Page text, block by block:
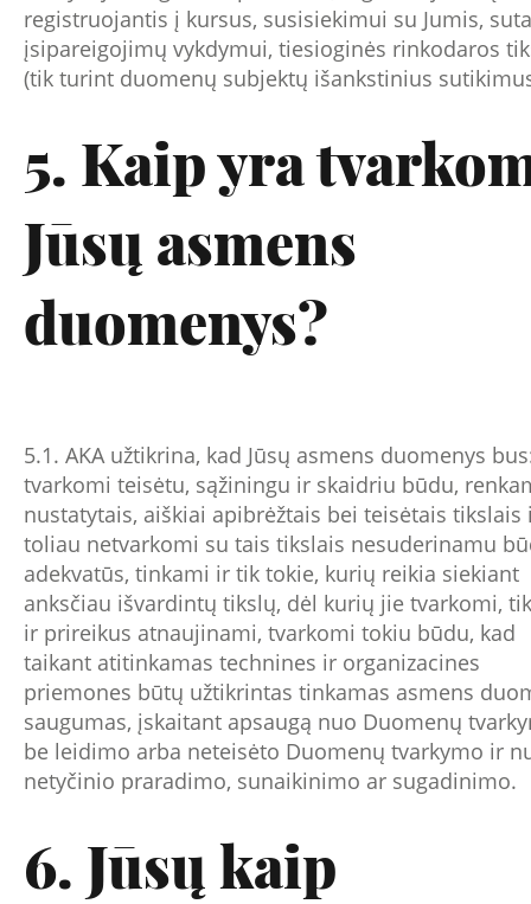
registruojantis į kursus, susisiekimui su Jumis,
įsipareigojimų vykdymui, tiesioginės rinkodaros
(tik turint duomenų subjektų išankstinius
5. Kaip yra
Jūsų asmens
duomenys?
5.1. AKA užtikrina, kad Jūsų asmens duomenys
tvarkomi teisėtu, sąžiningu ir skaidriu būdu,
nustatytais, aiškiai apibrėžtais bei teisėtais tikslais
toliau netvarkomi su tais tikslais nesuderinamu
adekvatūs, tinkami ir tik tokie, kurių reikia siekiant
anksčiau išvardintų tikslų, dėl kurių jie tvarkomi,
ir prireikus atnaujinami, tvarkomi tokiu būdu, kad
taikant atitinkamas technines ir organizacines
priemones būtų užtikrintas tinkamas asmens
saugumas, įskaitant apsaugą nuo Duomenų
be leidimo arba neteisėto Duomenų tvarkymo ir
netyčinio praradimo, sunaikinimo ar sugadinimo.
6. Jūsų kaip